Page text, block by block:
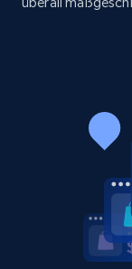
specified
URL,
Reviews
price, and